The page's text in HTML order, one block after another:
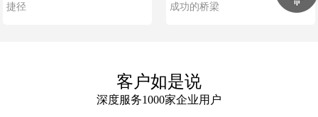
捷径
成功的桥梁
客户如是说
深度服务1000家企业用户